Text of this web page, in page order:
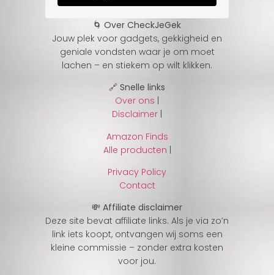
🌀 Over CheckJeGek
Jouw plek voor gadgets, gekkigheid en
geniale vondsten waar je om moet
lachen – en stiekem op wilt klikken.
🔗 Snelle links
Over ons
Disclaimer
Amazon Finds
Alle producten |
Privacy Policy
Contact
💸 Affiliate disclaimer
Deze site bevat affiliate links. Als je via zo’n
link iets koopt, ontvangen wij soms een
kleine commissie – zonder extra kosten
voor jou.